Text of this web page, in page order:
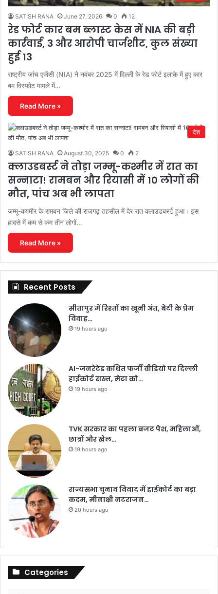
SATISH RANA June 27, 2026 0 12
रेड फोर्ट कार बम ब्लास्ट केस में NIA की बड़ी
कार्रवाई, 3 और आरोपी चार्जशीट, कुल संख्या
हुई 13
राष्ट्रीय जांच एजेंसी (NIA) ने नवंबर 2025 में दिल्ली के रेड फोर्ट इलाके में हुए कार
बम विस्फोट मामले में…
Read More »
देश
SATISH RANA August 30, 2025 0 2
क्लाउडबर्स्ट ने तोड़ा जम्मू-कश्मीर में रात का
सन्नाटा! रामबन और रियासी में 10 लोगों की
मौत, पांच अब भी लापता
जम्मू-कश्मीर के रामबन जिले की राजगढ़ तहसील में देर रात क्लाउडबर्स्ट हुआ। इस
हादसे में कम से कम तीन लोगों…
Read More »
Recent Posts
सीतापुर में रिश्तों का खूनी अंत, बेटी के प्रेम
विवाह…
19 hours ago
AI-जनरेटेड कथित फर्जी वीडियो पर दिल्ली
हाईकोर्ट सख्त, मेटा को…
19 hours ago
TVK सरकार का पहला बजट पेश, महिलाओं,
छात्रों और खेल…
19 hours ago
राज्यसभा चुनाव विवाद में हाईकोर्ट का बड़ा
कदम, मीनाक्षी नटराजन…
20 hours ago
Categories